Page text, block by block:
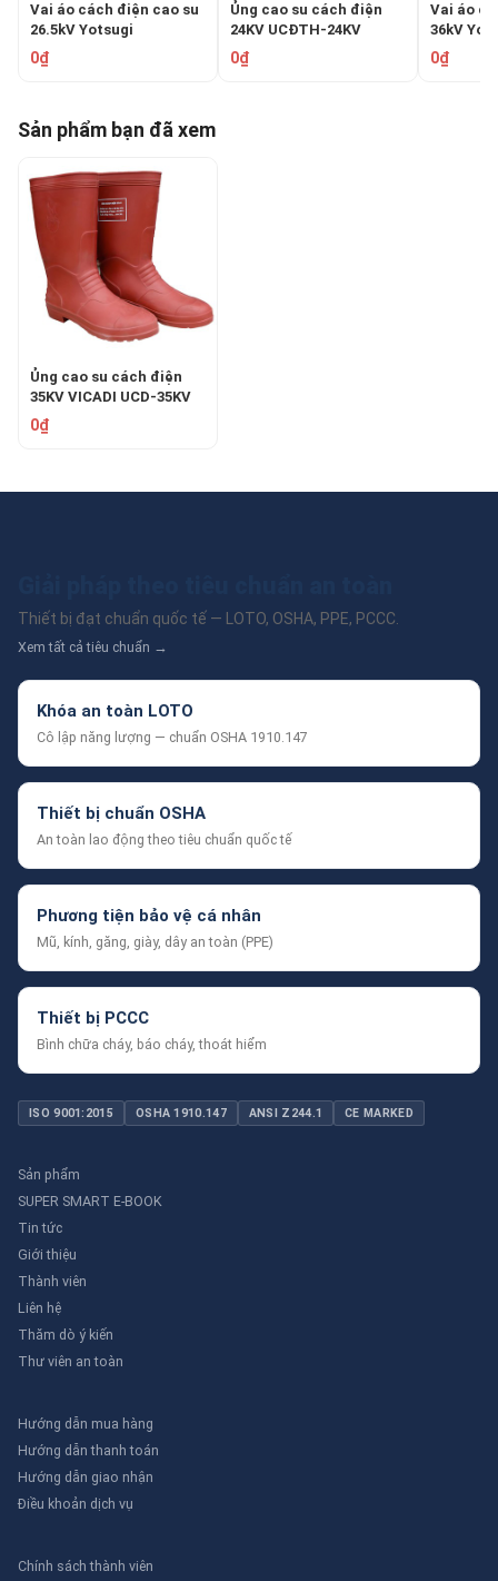
Vai áo cách điện cao su
26.5kV Yotsugi
GLOVAREX YS-138-23
0₫
Ủng cao su cách điện
24KV UCĐTH-24KV
0₫
Vai áo
36kV
YS-138-
0₫
Sản phẩm bạn đã xem
Ủng cao su cách điện
35KV VICADI UCD-35KV
0₫
Thiết bị đạt chuẩn quốc tế — LOTO, OSHA, PPE, PCCC.
Xem tất cả tiêu chuẩn →
Khóa an toàn LOTO
Cô lập năng lượng — chuẩn OSHA 1910.147
Thiết bị chuẩn OSHA
An toàn lao động theo tiêu chuẩn quốc tế
Phương tiện bảo vệ cá nhân
Mũ, kính, găng, giày, dây an toàn (PPE)
Thiết bị PCCC
Bình chữa cháy, báo cháy, thoát hiểm
ISO 9001:2015 OSHA 1910.147 ANSI Z244.1 CE MARKED
Sản phẩm
SUPER SMART E-BOOK
Tin tức
Giới thiệu
Thành viên
Liên hệ
Thăm dò ý kiến
Thư viên an toàn
Hướng dẫn mua hàng
Hướng dẫn thanh toán
Hướng dẫn giao nhận
Điều khoản dịch vụ
Chính sách thành viên